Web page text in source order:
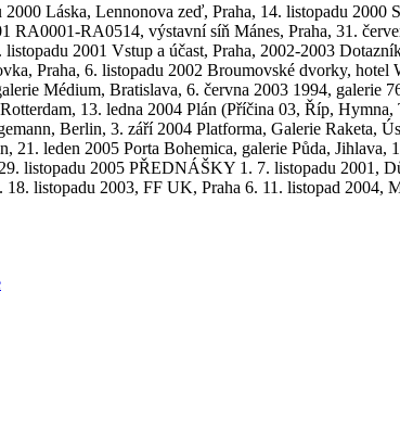
Láska, Lennonova zeď, Praha, 14. listopadu
RA0001-RA0514, výstavní síň Mánes, Praha, 31.
2001 Vstup a účast, Praha, 2002-2003
Praha, 6. listopadu 2002 Broumovské dvorky,
Médium, Bratislava, 6. června 2003 1994,
13. ledna 2004 Plán (Příčina 03, Říp,
Berlin, 3. září 2004 Platforma, Galerie
21. leden 2005 Porta Bohemica, galerie Půda,
listopadu 2005 PŘEDNÁŠKY 1. 7. listopadu 2001,
listopadu 2003, FF UK, Praha 6. 11. listopad